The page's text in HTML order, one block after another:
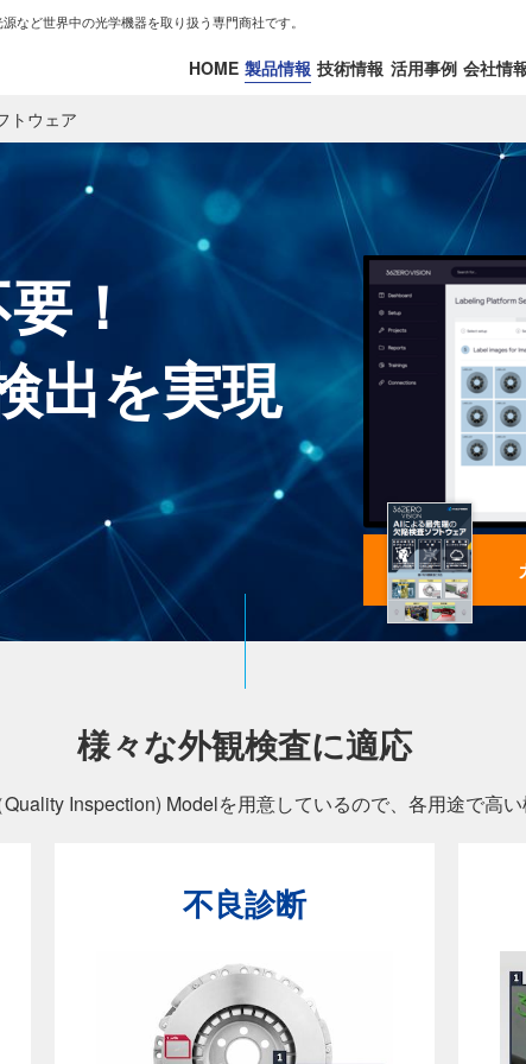
など世界中の光学機器を取り扱う専門商社です。
HOME 製品情報 技術情報 活用事例 会社情
トウェア
！
出を実現
様々な外観検査に適応
Inspection) Modelを用意しているので、 各用途で高い
不良診断